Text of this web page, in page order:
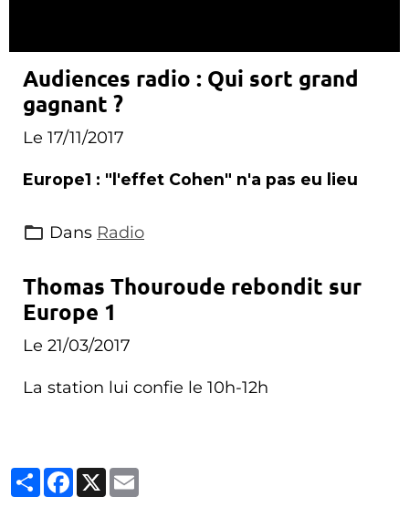
Audiences radio : Qui sort grand
gagnant ?
Le 17/11/2017
Europe1 : "l'effet Cohen" n'a pas eu lieu
Dans Radio
Thomas Thouroude rebondit sur
Europe 1
Le 21/03/2017
La station lui confie le 10h-12h
Partager
Facebook
X